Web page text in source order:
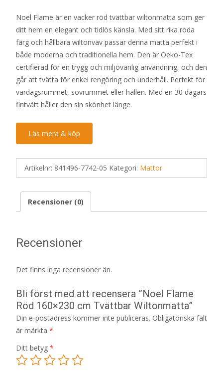
priset
var:
600 kr.
priset
är:
392 kr.
Noel Flame är en vacker röd tvättbar wiltonmatta som ger
ditt hem en elegant och tidlös känsla. Med sitt rika röda
färg och hållbara wiltonväv passar denna matta perfekt i
både moderna och traditionella hem. Den är Oeko-Tex
certifierad för en trygg och miljövänlig användning, och den
går att tvätta för enkel rengöring och underhåll. Perfekt för
vardagsrummet, sovrummet eller hallen. Med en 30 dagars
fintvätt håller den sin skönhet länge.
Läs mera & köp
Artikelnr: 841496-7742-05 Kategori: Mattor
Recensioner (0)
Recensioner
Det finns inga recensioner än.
Bli först med att recensera ”Noel Flame
Röd 160×230 cm Tvättbar Wiltonmatta”
Din e-postadress kommer inte publiceras. Obligatoriska fält
är märkta *
Ditt betyg *